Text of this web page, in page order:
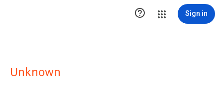
 Sign in
Unknown